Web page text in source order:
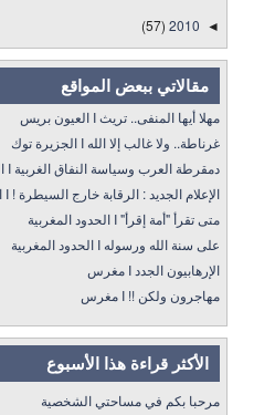
◄
2010
(57)
مقالاتي ببعض المواقع
مهلا أيها المنفى.. تريث I العيون بريس
غرناطة.. ولا غالب إلا الله I الجزيرة توك
دمقرطة العرب وسياسة النفاق الغربية I الجزيرة توك
الإعلام الجديد : الرقابة خارج السيطرة ! I الجزيرة توك
متى تقرأ "أمة إقرأ" I الحدود المغربية
على سنة الله ورسوله I الحدود المغربية
الإرهابيون الجدد I مغرس
مهاجرون ولكن !! I مغرس
الأكثر قراءة هذا الأسبوع
مرحبا بكم في مساحتي الشخصية